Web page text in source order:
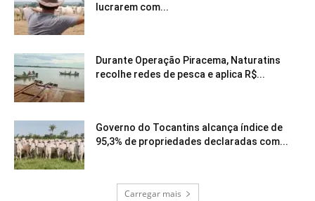
lucrarem com...
Durante Operação Piracema, Naturatins
recolhe redes de pesca e aplica R$...
Governo do Tocantins alcança índice de
95,3% de propriedades declaradas com...
Carregar mais